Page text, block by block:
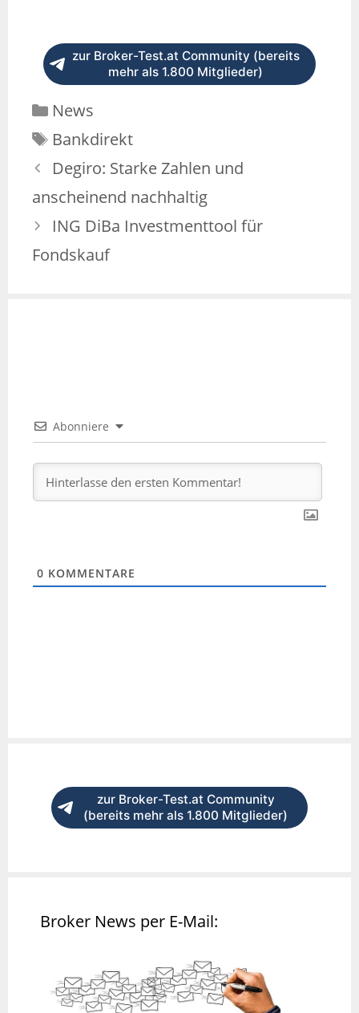
zur Broker-Test.at Community (bereits
mehr als 1.800 Mitglieder)
News
Bankdirekt
Degiro: Starke Zahlen und
anscheinend nachhaltig
ING DiBa Investmenttool für
Fondskauf
Abonniere
0 KOMMENTARE
zur Broker-Test.at Community
(bereits mehr als 1.800 Mitglieder)
Broker News per E-Mail: